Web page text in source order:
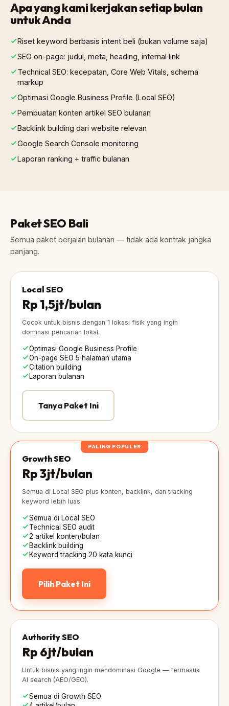
Apa yang kami kerjakan setiap bulan
untuk Anda
Riset keyword berbasis intent beli (bukan volume saja)
SEO on-page: judul, meta, heading, internal link
Technical SEO: kecepatan, Core Web Vitals, schema
markup
Optimasi Google Business Profile (Local SEO)
Pembuatan konten artikel SEO bulanan
Backlink building dari website relevan
Google Search Console monitoring
Laporan ranking + traffic bulanan
Paket SEO Bali
Semua paket berjalan bulanan — tidak ada kontrak jangka
panjang.
Local SEO
Rp 1,5jt/bulan
Cocok untuk bisnis dengan 1 lokasi fisik yang ingin
dominasi pencarian lokal.
Optimasi Google Business Profile
On-page SEO 5 halaman utama
Citation building
Laporan bulanan
Tanya Paket Ini
PALING POPULER
Growth SEO
Rp 3jt/bulan
Semua di Local SEO plus konten, backlink, dan tracking
keyword lebih luas.
Semua di Local SEO
Technical SEO audit
2 artikel konten/bulan
Backlink building
Keyword tracking 20 kata kunci
Pilih Paket Ini
Authority SEO
Rp 6jt/bulan
Untuk bisnis yang ingin mendominasi Google — termasuk
AI search (AEO/GEO).
Semua di Growth SEO